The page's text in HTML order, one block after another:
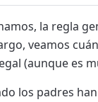
la regla
veamos
(aunque es
los padres